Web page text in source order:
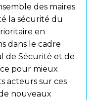
des maires
la sécurité du
en
dans le cadre
de Sécurité et de
pour mieux
acteurs sur ces
nouveaux